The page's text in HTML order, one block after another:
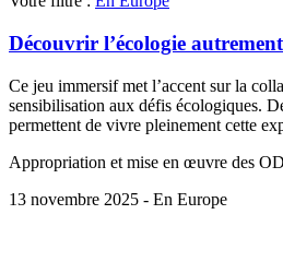
Découvrir l’écologie
Ce jeu immersif met l’accent sur la
sensibilisation aux défis écologiques.
permettent de vivre pleinement cette
Appropriation et mise en œuvre des
13 novembre 2025 - En Europe